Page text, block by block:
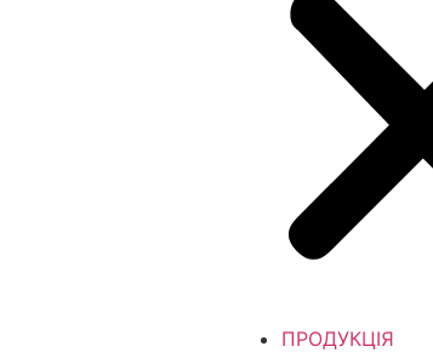
ПРОДУКЦІЯ